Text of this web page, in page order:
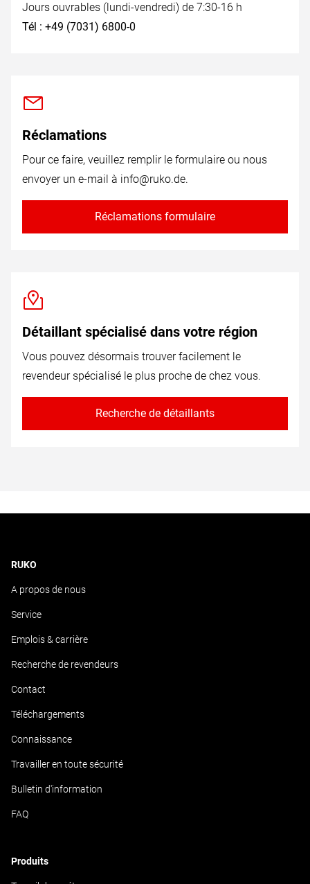
Jours ouvrables (lundi-vendredi) de 7:30-16 h
Tél : +49 (7031) 6800-0
Réclamations
Pour ce faire, veuillez remplir le formulaire ou nous
envoyer un e-mail à info@ruko.de.
Réclamations formulaire
Détaillant spécialisé dans votre région
Vous pouvez désormais trouver facilement le
revendeur spécialisé le plus proche de chez vous.
Recherche de détaillants
RUKO
A propos de nous
Service
Emplois & carrière
Recherche de revendeurs
Contact
Téléchargements
Connaissance
Travailler en toute sécurité
Bulletin d'information
FAQ
Produits